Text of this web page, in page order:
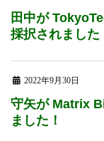
田中が
採択されました
2022年9月30日
守矢が Matrix
ました！